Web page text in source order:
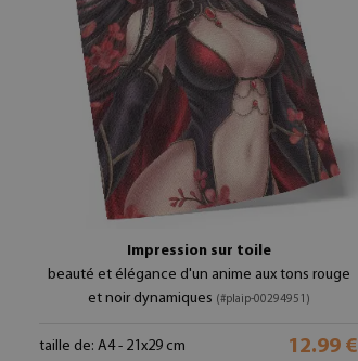
Impression sur toile
beauté et élégance d'un anime aux tons rouge
et noir dynamiques (#plaip-00294951)
taille de: A4 - 21x29 cm 12.99 €